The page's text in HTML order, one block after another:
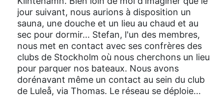
jour suivant, nous aurions à disposition un
sauna, une douche et un lieu au chaud et au
sec pour dormir... Stefan, l'un des membres,
nous met en contact avec ses confrères des
clubs de Stockholm où nous cherchons un lieu
pour parquer nos bateaux. Nous avons
dorénavant même un contact au sein du club
de Luleå, via Thomas. Le réseau se déploie...